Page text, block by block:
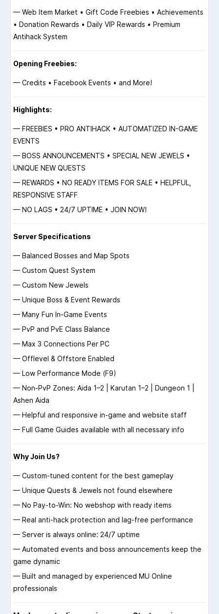
— Web Item Market • Gift Code Freebies • Achievements
• Donation Rewards • Daily VIP Rewards • Premium
Antihack System
Opening Freebies:
— Credits • Facebook Events • and More!
Highlights:
— FREEBIES • PRO ANTIHACK • AUTOMATIZED IN-GAME
EVENTS
— BOSS ANNOUNCEMENTS • SPECIAL NEW JEWELS •
UNIQUE NEW QUESTS
— REWARDS • NO READY ITEMS FOR SALE • HELPFUL,
RESPONSIVE STAFF
— NO LAGS • 24/7 UPTIME • JOIN NOW!
Server Specifications
— Balanced Bosses and Map Spots
— Custom Quest System
— Custom New Jewels
— Unique Boss & Event Rewards
— Many Fun In-Game Events
— PvP and PvE Class Balance
— Max 3 Connections Per PC
— Offlevel & Offstore Enabled
— Low Performance Mode (F9)
— Non-PvP Zones: Aida 1–2 | Karutan 1–2 | Dungeon 1 |
Ashen Aida
— Helpful and responsive in-game and website staff
— Full Game Guides available with all necessary info
Why Join Us?
— Custom-tuned content for the best gameplay
— Unique Quests & Jewels not found elsewhere
— No Pay-to-Win: No webshop with ready items
— Real anti-hack protection and lag-free performance
— Server is always online: 24/7 uptime
— Automated events and boss announcements keep the
game dynamic
— Built and managed by experienced MU Online
professionals